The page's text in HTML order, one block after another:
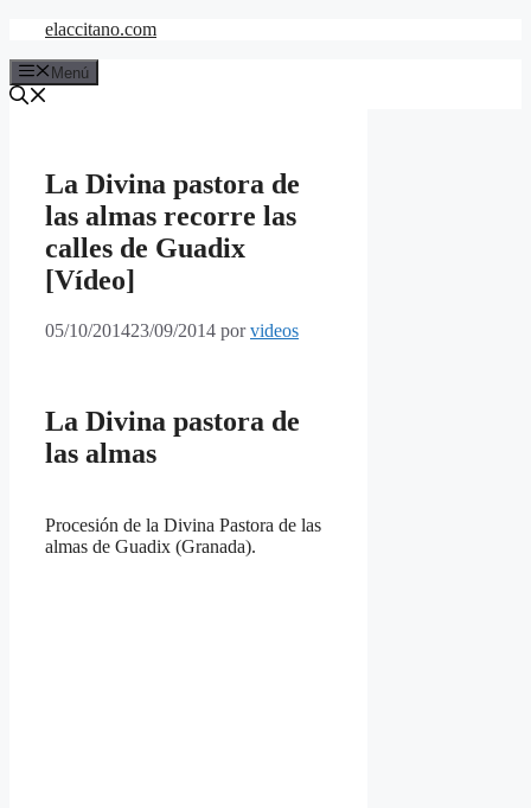
Saltar
contenido
elaccitano.com
Menú
La Divina pastora de
las almas recorre las
calles de Guadix
[Vídeo]
05/10/201423/09/2014 porvideos
La Divina pastora de
las almas
Procesión de la Divina Pastora de las
almas de Guadix (Granada).